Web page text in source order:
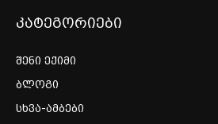
კატეგორიები
შენი ექიმი
ბლოგი
სხვა-ამბები